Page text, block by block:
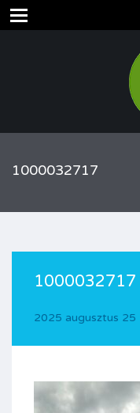
1000032717
1000032717
2025 augusztus 25